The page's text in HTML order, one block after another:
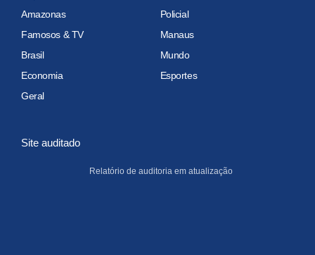
Amazonas
Policial
Famosos & TV
Manaus
Brasil
Mundo
Economia
Esportes
Geral
Site auditado
Relatório de auditoria em atualização